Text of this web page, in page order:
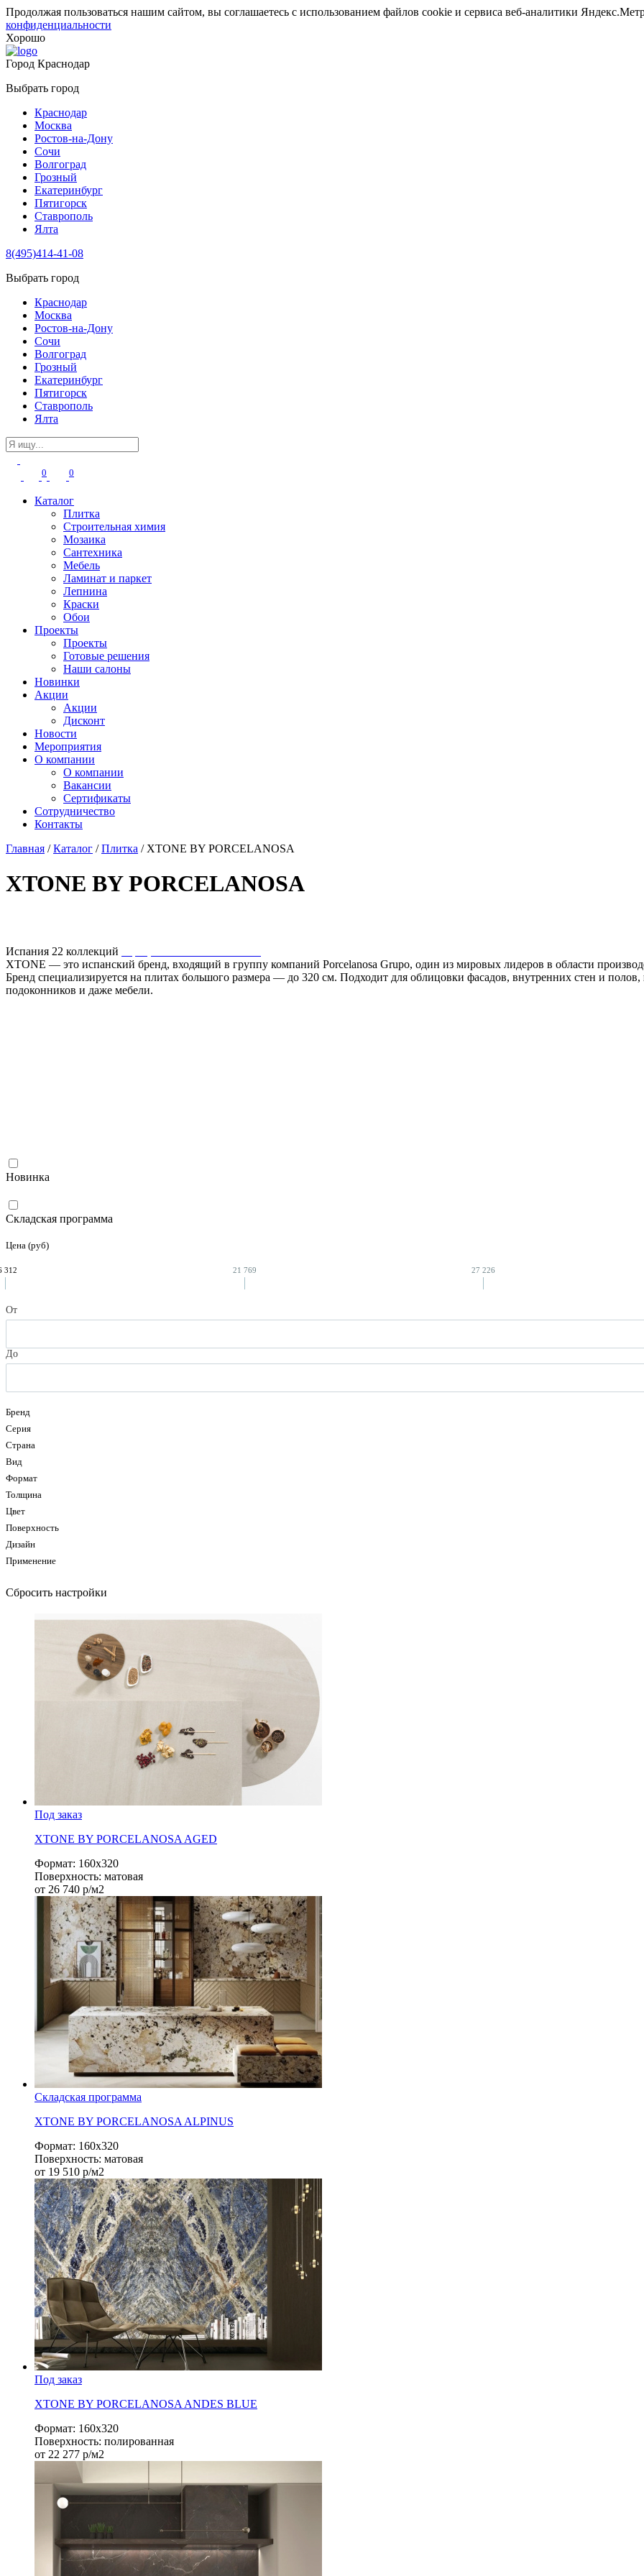
Продолжая пользоваться нашим сайтом, вы соглашаетесь с использованием файлов cookie и сервиса веб-аналитики
конфиденциальности
Хорошо
Город Краснодар
Выбрать город
Краснодар
Москва
Ростов-на-Дону
Сочи
Волгоград
Грозный
Екатеринбург
Пятигорск
Ставрополь
Ялта
8(495)414-41-08
Выбрать город
Краснодар
Москва
Ростов-на-Дону
Сочи
Волгоград
Грозный
Екатеринбург
Пятигорск
Ставрополь
Ялта
0 0
Каталог
Плитка
Строительная химия
Мозаика
Сантехника
Мебель
Ламинат и паркет
Лепнина
Краски
Обои
Проекты
Проекты
Готовые решения
Наши салоны
Новинки
Акции
Акции
Дисконт
Новости
Мероприятия
О компании
О компании
Вакансии
Сертификаты
Сотрудничество
Контакты
Главная /Каталог /Плитка / XTONE BY PORCELANOSA
XTONE BY PORCELANOSA
Испания 22 коллекций
XTONE — это испанский бренд, входящий в группу компаний Porcelanosa Grupo, один из мировых лидеров в области
Бренд специализируется на плитах большого размера — до 320 см. Подходит для облицовки фасадов, внутренних стен и
подоконников и даже мебели.
Новинка
Складская программа
Цена (руб)
312 21 769 27 226
От
До
Бренд
Серия
Страна
Вид
Формат
Толщина
Цвет
Поверхность
Дизайн
Применение
Сбросить настройки
Под заказ
XTONE BY PORCELANOSA AGED
Формат: 160х320
Поверхность: матовая
от 26 740 р/м2
Складская программа
XTONE BY PORCELANOSA ALPINUS
Формат: 160х320
Поверхность: матовая
от 19 510 р/м2
Под заказ
XTONE BY PORCELANOSA ANDES BLUE
Формат: 160х320
Поверхность: полированная
от 22 277 р/м2